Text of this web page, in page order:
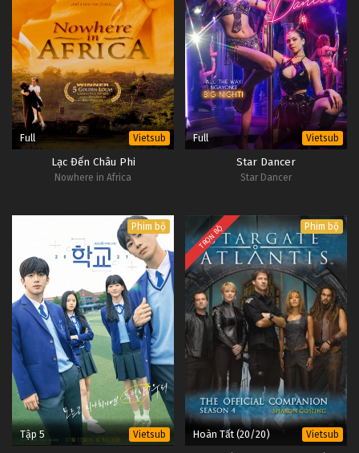
Full Vietsub
Lạc Đến Châu Phi
Nowhere in Africa
Full Vietsub
Star Dancer
Star Dancer
Phim bộ
Tập 5 Vietsub
TRỌN BỘ Phim bộ
Hoàn Tất (20/20) Vietsub